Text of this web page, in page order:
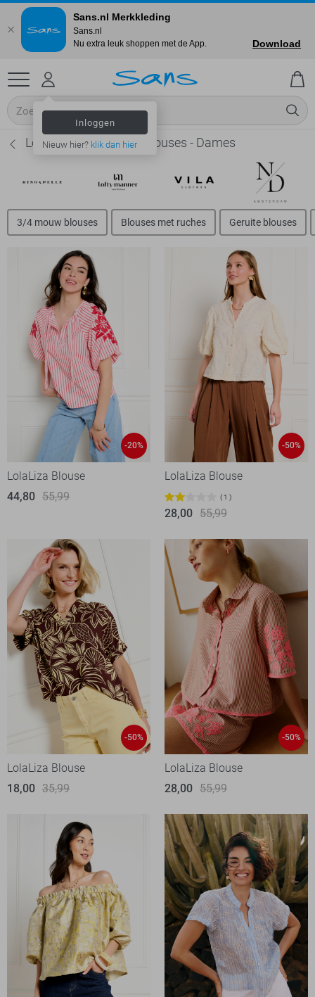
Inloggen
Nieuw hier? klik dan hier
LolaLiza Korte mouw blouses - Dames
3/4 mouw blouses Blouses met ruches Geruite blouses
-20%
LolaLiza Blouse
44,80 55,99
-50%
LolaLiza Blouse
1
28,00 55,99
-50%
LolaLiza Blouse
18,00 35,99
-50%
LolaLiza Blouse
28,00 55,99
Sans.nl Merkkleding
Sans.nl
Nu extra leuk shoppen met de App.
Download